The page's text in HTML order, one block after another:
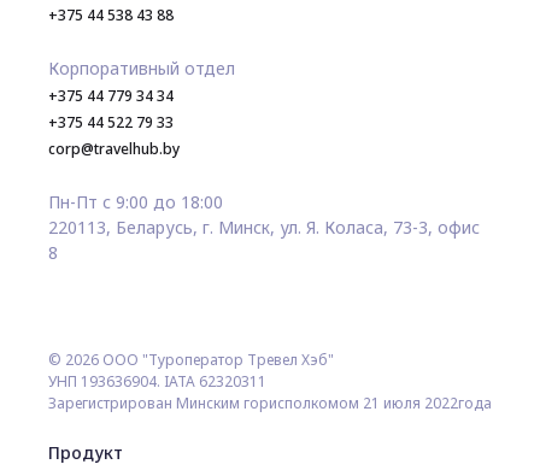
+375 44 538 43 88
Корпоративный отдел
+375 44 779 34 34
+375 44 522 79 33
corp@travelhub.by
Пн-Пт с 9:00 до 18:00
220113, Беларусь, г. Минск, ул. Я. Коласа, 73-3, офис
8
© 2026 ООО "Туроператор Тревел Хэб"
УНП 193636904. IATA 62320311
Зарегистрирован Минским горисполкомом 21 июля 2022года
Продукт